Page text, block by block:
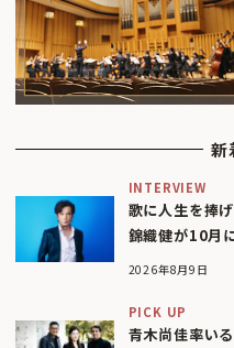
新
INTERVIEW
歌に人生を捧
錦織健が10月
2026年8月9日
PICK UP
青木尚佳率い